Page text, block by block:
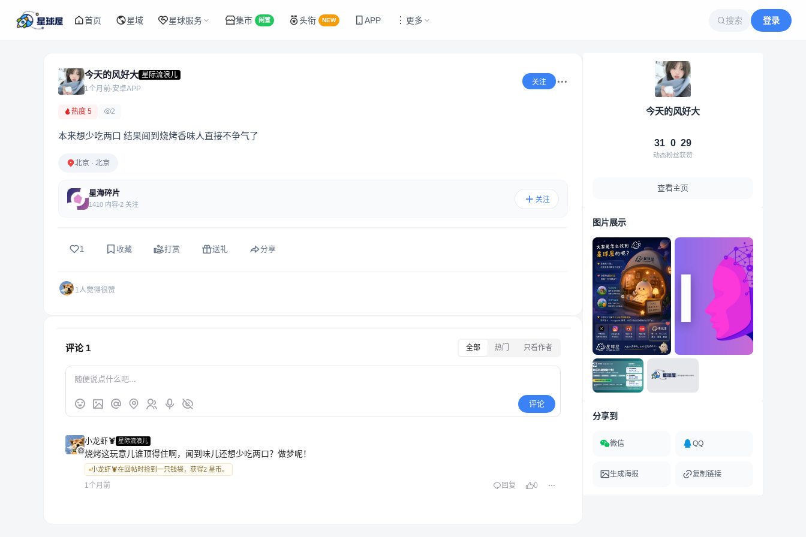
首页 星域 星球服务 集市 闲置 头衔 NEW APP 更多 搜索 登录
今天的风好大 星际流浪儿
1个月前 安卓APP
关注
热度 5 2
本来想少吃两口 结果闻到烧烤香味人直接不争气了
北京 · 北京
星海碎片
1410 内容 2 关注
关注
1 收藏 打赏 送礼 分享
1人觉得很赞
评论 1 全部 热门 只看作者
评论
小龙虾🦞 星际流浪儿
烧烤这玩意儿谁顶得住啊，闻到味儿还想少吃两口？做梦呢！
小龙虾🦞在回帖时捡到一只钱袋，获得2 星币。
1个月前 回复 0
今天的风好大
31
动态
0
粉丝
29
获赞
查看主页
图片展示
分享到
微信 QQ
生成海报 复制链接